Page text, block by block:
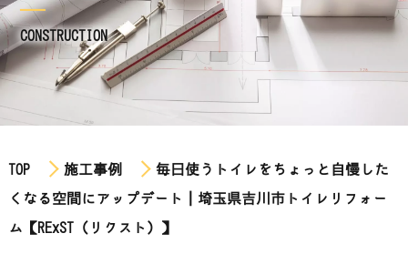
CONSTRUCTION
TOP 施工事例
毎日使うトイレをちょっと自慢した
くなる空間にアップデート｜埼玉県吉川市トイレリフォー
ム【RExST（リクスト）】